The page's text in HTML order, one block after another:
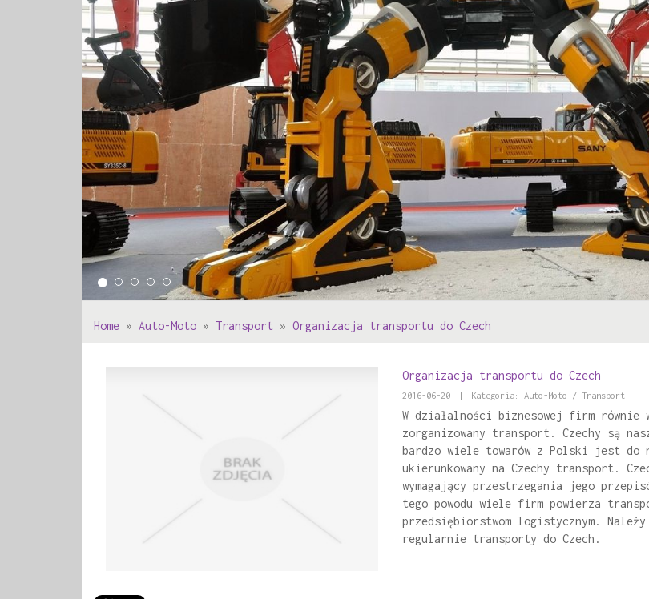
Home » Auto-Moto » Transport » Organizacja transportu do Czech
Organizacja transportu do Czech
2016-06-20 | Kategoria: Auto-Moto / Transport
W działalności biznesowej firm równie
zorganizowany transport. Czechy są
bardzo wiele towarów z Polski jest do
ukierunkowany na Czechy transport.
wymagający przestrzegania jego
tego powodu wiele firm powierza
przedsiębiorstwom logistycznym.
regularnie transporty do Czech.